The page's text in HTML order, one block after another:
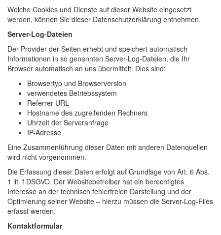
Welche Cookies und Dienste auf dieser Website eingesetzt
werden, können Sie dieser Datenschutzerklärung entnehmen.
Server-Log-Dateien
Der Provider der Seiten erhebt und speichert automatisch
Informationen in so genannten Server-Log-Dateien, die Ihr
Browser automatisch an uns übermittelt. Dies sind:
Browsertyp und Browserversion
verwendetes Betriebssystem
Referrer URL
Hostname des zugreifenden Rechners
Uhrzeit der Serveranfrage
IP-Adresse
Eine Zusammenführung dieser Daten mit anderen Datenquellen
wird nicht vorgenommen.
Die Erfassung dieser Daten erfolgt auf Grundlage von Art. 6 Abs.
1 lit. f DSGVO. Der Websitebetreiber hat ein berechtigtes
Interesse an der technisch fehlerfreien Darstellung und der
Optimierung seiner Website – hierzu müssen die Server-Log-Files
erfasst werden.
Kontaktformular